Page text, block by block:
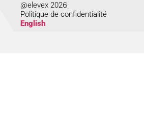
@elevex 2026
Politique de confidentialité
English